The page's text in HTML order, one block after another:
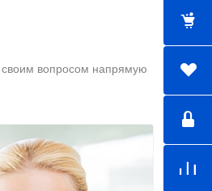
вопросом напрямую